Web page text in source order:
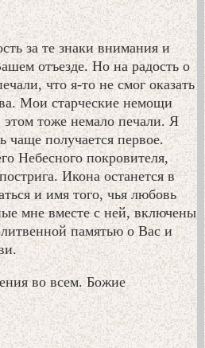
за те знаки внимания и
отъезде. Но на радость о
что я-то не смог оказать
Мои старческие немощи
этом тоже немало печали. Я
чаще получается первое.
Небесного покровителя,
Икона останется в
и имя того, чья любовь
мне вместе с ней, включены
памятью о Вас и
во всем. Божие